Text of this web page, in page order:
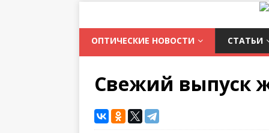
ОПТИЧЕСКИЕ НОВОСТИ СТАТЬИ
Свежий выпуск